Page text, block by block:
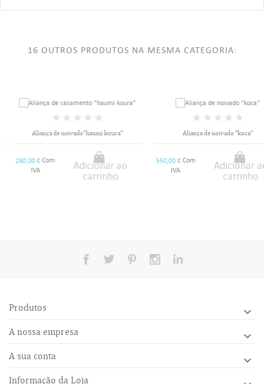
16 OUTROS PRODUTOS NA MESMA CATEGORIA:
Aliança de noivado"haumi koura"
280,00 €Com
Adicionar ao
carrinho
Aliança de noivado "koca"
550,00 €Com
Adicionar ao
carrinho
Produtos 
A nossa empresa 
A sua conta 
Informação da Loja